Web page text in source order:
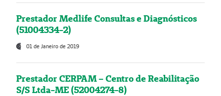
Prestador Medlife Consultas e Diagnósticos
(51004334-2)
01 de Janeiro de 2019
Prestador CERPAM – Centro de Reabilitação
S/S Ltda-ME (52004274-8)